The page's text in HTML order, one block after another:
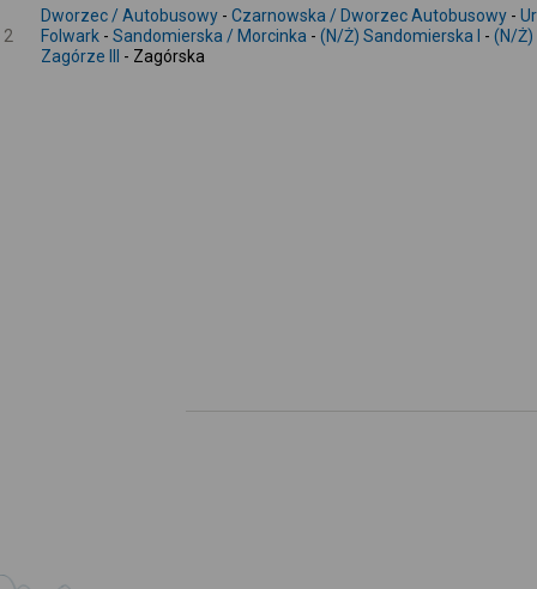
2
Dworzec / Autobusowy - Czarnowska / Dworzec Autobusowy -
Folwark - Sandomierska / Morcinka - (N/Ż) Sandomierska I - (N/Ż)
Zagórze III
- Zagórska